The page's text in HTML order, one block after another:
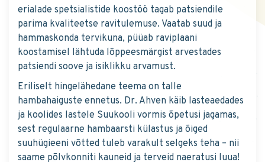
erialade spetsialistide koostöö tagab patsiendile
parima kvaliteetse ravitulemuse. Vaatab suud ja
hammaskonda tervikuna, püüab raviplaani
koostamisel lähtuda lõppeesmärgist arvestades
patsiendi soove ja isiklikku arvamust.
Eriliselt hingelähedane teema on talle
hambahaiguste ennetus. Dr. Ahven käib lasteaedades
ja koolides lastele Suukooli vormis õpetusi jagamas,
sest regulaarne hambaarsti külastus ja õiged
suuhügieeni võtted tuleb varakult selgeks teha – nii
saame põlvkonniti kauneid ja terveid naeratusi luua!